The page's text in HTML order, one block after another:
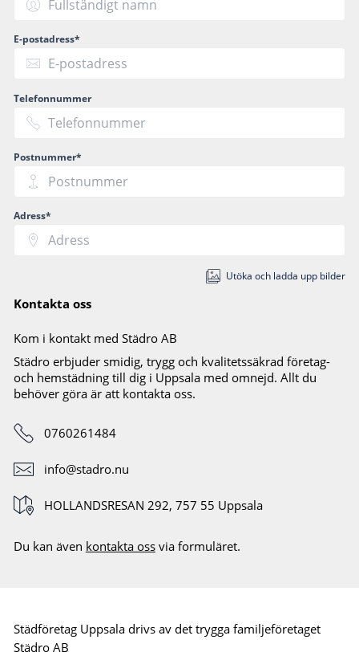
E-postadress*
Telefonnummer
Postnummer*
Adress*
Utöka och ladda upp bilder
Kontakta oss
Kom i kontakt med Städro AB
Städro erbjuder smidig, trygg och kvalitetssäkrad företag-
och hemstädning till dig i Uppsala med omnejd. Allt du
behöver göra är att kontakta oss.
Telefonnummer
0760261484
E-postadress
info@stadro.nu
AdressHOLLANDSRESAN 292, 757 55 Uppsala
Du kan även kontakta ossvia formuläret.
Städföretag Uppsala drivs av det trygga familjeföretaget
Städro AB